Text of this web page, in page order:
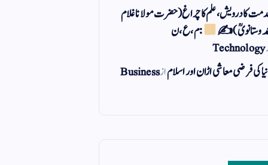
کا درویش، علم کا چراغ(حضرت مولانا غلام
وستانویؒ)✍
: م ، ع ، ن
Technology
کی فرضی معاشی اڑان اور اسلامازBusiness